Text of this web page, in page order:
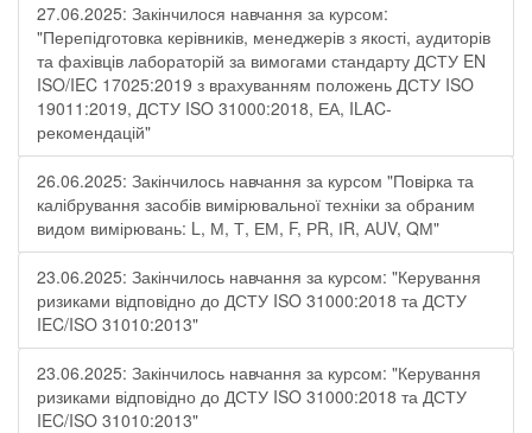
27.06.2025: Закінчилося навчання за курсом:
"Перепідготовка керівників, менеджерів з якості, аудиторів
та фахівців лабораторій за вимогами стандарту ДСТУ EN
ISO/IEC 17025:2019 з врахуванням положень ДСТУ ISO
19011:2019, ДСТУ ISO 31000:2018, ЕА, ILAC-
рекомендацій"
26.06.2025: Закінчилось навчання за курсом "Повірка та
калібрування засобів вимірювальної техніки за обраним
видом вимірювань: L, М, Т, ЕМ, F, РR, ІR, АUV, QМ"
23.06.2025: Закінчилось навчання за курсом: "Керування
ризиками відповідно до ДСТУ ISO 31000:2018 та ДСТУ
IEC/ISO 31010:2013"
23.06.2025: Закінчилось навчання за курсом: "Керування
ризиками відповідно до ДСТУ ISO 31000:2018 та ДСТУ
IEC/ISO 31010:2013"